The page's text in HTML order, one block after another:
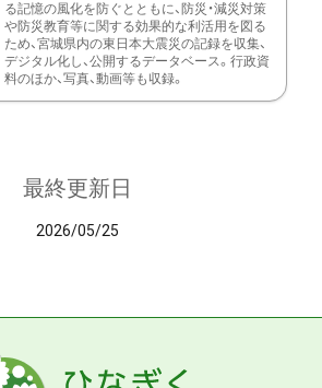
る記憶の風化を防ぐとともに、防災・減災対策
や防災教育等に関する効果的な利活用を図る
ため、宮城県内の東日本大震災の記録を収集、
デジタル化し、公開するデータベース。行政資
料のほか、写真、動画等も収録。
最終更新日
2026/05/25